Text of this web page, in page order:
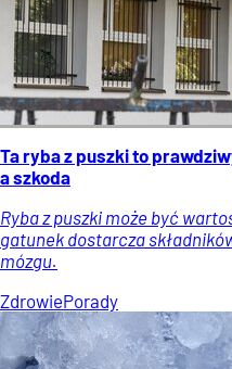
Ta ryba z puszki to
a szkoda
Ryba z puszki może być
gatunek dostarcza
mózgu.
ZdrowiePorady